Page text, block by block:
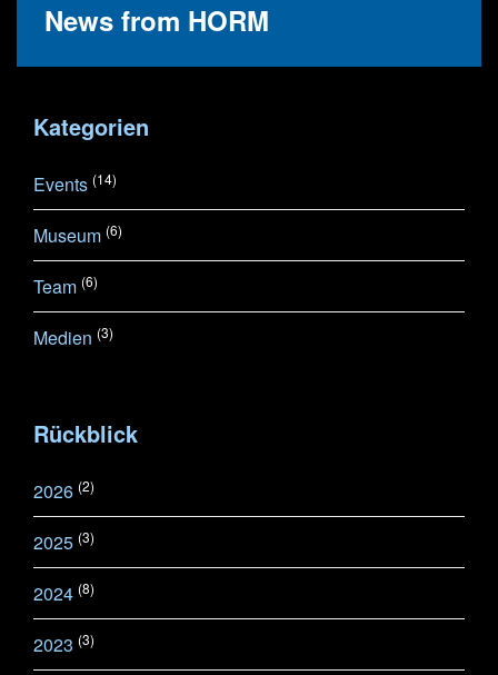
News from HORM
Kategorien
Events (14)
Museum (6)
Team (6)
Medien (3)
Rückblick
2026 (2)
2025 (3)
2024 (8)
2023 (3)